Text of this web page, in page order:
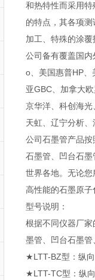
和热特性而采用
的特点，其各项
加工、特殊的涂
公司备有覆盖国
o、美国惠普HP
亚GBC、加拿大
京华洋、科创海
天虹、辽宁分析
公司石墨管产品
石墨管、凹台石
世界各地。无论
高性能的石墨原
型号说
根据不同仪器厂
墨管、凹台石墨
★LTT-BZ型：纵
★LTT-TC型：纵